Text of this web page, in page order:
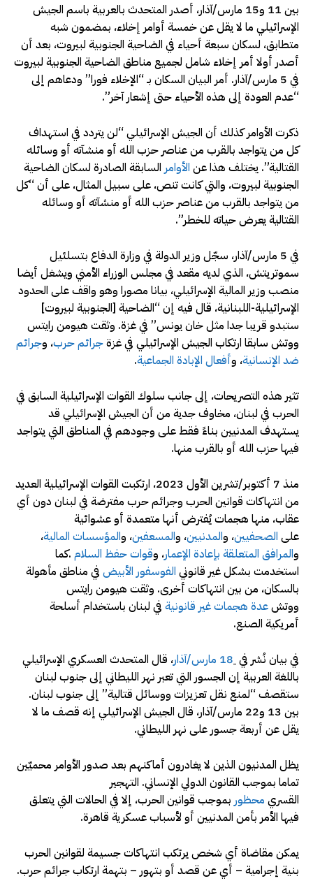
بين 11 و15 مارس/آذار، أصدر المتحدث بالعربية باسم الجيش
الإسرائيلي ما لا يقل عن خمسة أوامر إخلاء، بمضمون شبه
متطابق، لسكان سبعة أحياء في الضاحية الجنوبية لبيروت، بعد أن
أصدر أولا أمر إخلاء شامل لجميع مناطق الضاحية الجنوبية لبيروت
في 5 مارس/آذار. أمر البيان السكان بـ “الإخلاء فورا” ودعاهم إلى
“عدم العودة إلى هذه الأحياء حتى إشعار آخر”.
ذكرت الأوامر كذلك أن الجيش الإسرائيلي “لن يتردد في استهداف
كل من يتواجد بالقرب من عناصر حزب الله أو منشآته أو وسائله
القتالية”. يختلف هذا عن الأوامر السابقة الصادرة لسكان الضاحية
الجنوبية لبيروت، والتي كانت تنص، على سبيل المثال، على أن “كل
من يتواجد بالقرب من عناصر حزب الله أو منشآته أو وسائله
القتالية يعرض حياته للخطر”.
في 5 مارس/آذار، سجّل وزير الدولة في وزارة الدفاع بتسلئيل
سموتريتش، الذي لديه مقعد في مجلس الوزراء الأمني ويشغل أيضا
منصب وزير المالية الإسرائيلي، بيانا مصورا وهو واقف على الحدود
الإسرائيلية-اللبنانية، قال فيه إن “الضاحية [الجنوبية لبيروت]
ستبدو قريبا جدا مثل خان يونس” في غزة. وثقت هيومن رايتس
ووتش سابقا ارتكاب الجيش الإسرائيلي في غزةجرائم حرب، وجرائم
ضد الإنسانية، وأفعال الإبادة الجماعية.
تثير هذه التصريحات، إلى جانب سلوك القوات الإسرائيلية السابق في
الحرب في لبنان، مخاوف جدية من أن الجيش الإسرائيلي قد
يستهدف المدنيين بناءً فقط على وجودهم في المناطق التي يتواجد
فيها حزب الله أو بالقرب منها.
منذ 7 أكتوبر/تشرين الأول 2023، ارتكبت القوات الإسرائيلية العديد
من انتهاكات قوانين الحرب وجرائم حرب مفترضة في لبنان دون أي
عقاب، منها هجمات يُفترض أنها متعمدة أو عشوائية
على الصحفيين، والمدنيين، والمسعفين، والمؤسسات المالية،
والمرافق المتعلقة بإعادة الإعمار، وقوات حفظ السلام .كما
استخدمت بشكل غير قانوني الفوسفور الأبيض في مناطق مأهولة
بالسكان، من بين انتهاكات أخرى. وثقت هيومن رايتس
ووتشعدة هجماتغير قانونية في لبنان باستخدام أسلحة
أمريكية الصنع.
في بيان نُشر في 18 مارس/آذار
، قال المتحدث العسكري الإسرائيلي
باللغة العربية إن الجسور التي تعبر نهر الليطاني إلى جنوب لبنان
ستقصف “لمنع نقل تعزيزات ووسائل قتالية” إلى جنوب لبنان.
بين 13 و22 مارس/آذار، قال الجيش الإسرائيلي إنه قصف ما لا
يقل عن أربعة جسور على نهر الليطاني.
يظل المدنيون الذين لا يغادرون أماكنهم بعد صدور الأوامر محميّين
تماما بموجب القانون الدولي الإنساني. التهجير
القسري محظور بموجب قوانين الحرب، إلا في الحالات التي يتعلق
فيها الأمر بأمن المدنيين أو لأسباب عسكرية قاهرة.
يمكن مقاضاة أي شخص يرتكب انتهاكات جسيمة لقوانين الحرب
بنية إجرامية – أي عن قصد أو بتهور – بتهمة ارتكابجرائم حرب.